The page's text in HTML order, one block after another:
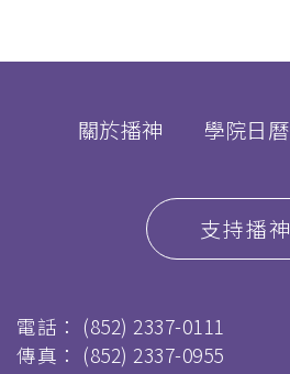
關於播神 學院日曆
支持播神
電話： (852) 2337-0111
傳真： (852) 2337-0955